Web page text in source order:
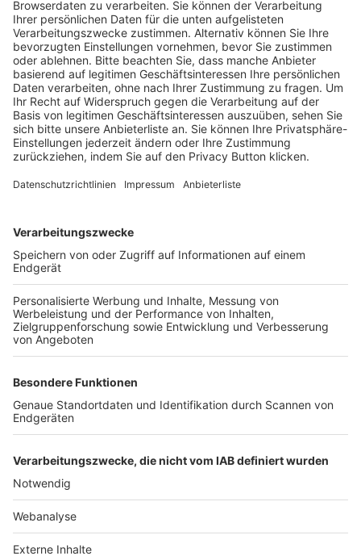
Trainerausbildung
Schulungsangebot Vereinsmitarbeiter
BFV-Geschäftsstellen
Trainerbörse
Login SpielPlus
FOLGE DEM BFV
TOP-VEREINE
TOP-PARTNER
Nutzungsbedingungen Datenschutz Impressum